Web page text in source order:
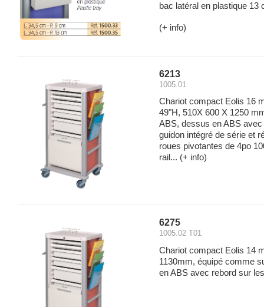
bac latéral en plastique 13
(+ info)
6213
1005.01
Chariot compact Eolis 16
49"H, 510X 600 X 1250
ABS, dessus en ABS
guidon intégré de série et
roues pivotantes de 4po
rail... (+ info)
6275
1005.02 T01
Chariot compact Eolis 14
1130mm, équipé comme
en ABS avec rebord sur